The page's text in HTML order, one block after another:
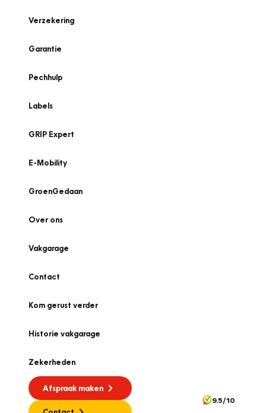
Verzekering
Garantie
Pechhulp
Labels
GRIP Expert
E-Mobility
GroenGedaan
Over ons
Vakgarage
Contact
Kom gerust verder
Historie vakgarage
Zekerheden
Afspraak maken
9.5/10